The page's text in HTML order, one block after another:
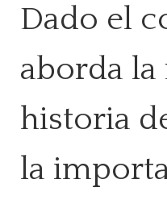
Dado el
aborda la
historia
la